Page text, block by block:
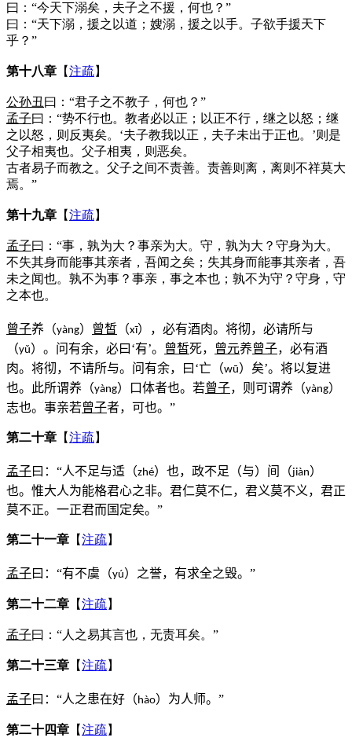
曰：“今天下溺矣，夫子之不援，何也？”
曰：“天下溺，援之以道；嫂溺，援之以手。子欲手援天下
乎？”
第十八章 【注疏】
公孙丑 曰：“君子之不教子，何也？”
孟子曰：“势不行也。教者必以正；以正不行，继之以怒；继
之以怒，则反夷矣。‘夫子教我以正，夫子未出于正也。’则是
父子相夷也。父子相夷，则恶矣。
古者易子而教之。父子之间不责善。责善则离，离则不祥莫大
焉。”
第十九章 【注疏】
孟子曰：“事，孰为大？事亲为大。守，孰为大？守身为大。
不失其身而能事其亲者，吾闻之矣；失其身而能事其亲者，吾
未之闻也。孰不为事？事亲，事之本也；孰不为守？守身，守
之本也。
曾子养（yàng） 曾皙 （xī），必有酒肉。将彻，必请所与
（yǔ）。问有余，必曰‘有’。 曾皙死， 曾元养曾子，必有酒
肉。将彻，不请所与。问有余，曰‘亡（wū）矣’。将以复进
也。此所谓养（yàng）口体者也。若曾子，则可谓养（yàng）
志也。事亲若曾子者，可也。”
第二十章 【注疏】
孟子曰：“人不足与适（zhé）也，政不足（与）间（jiàn）
也。惟大人为能格君心之非。君仁莫不仁，君义莫不义，君正
莫不正。一正君而国定矣。”
第二十一章 【注疏】
孟子曰：“有不虞（yú）之誉，有求全之毁。”
第二十二章 【注疏】
孟子曰：“人之易其言也，无责耳矣。”
第二十三章 【注疏】
孟子曰：“人之患在好（ hào）为人师。”
第二十四章 【注疏】